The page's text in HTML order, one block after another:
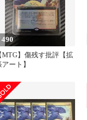
490
MTG】傷残す批評【拡
アート】